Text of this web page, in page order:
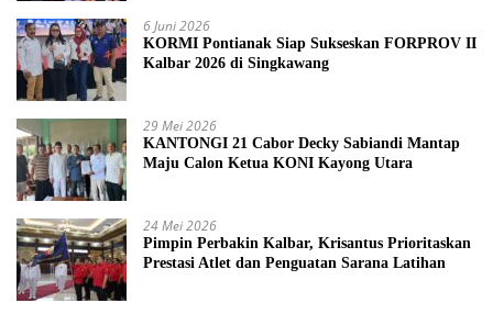
6 Juni 2026
KORMI Pontianak Siap Sukseskan FORPROV II
Kalbar 2026 di Singkawang
29 Mei 2026
KANTONGI 21 Cabor Decky Sabiandi Mantap
Maju Calon Ketua KONI Kayong Utara
24 Mei 2026
Pimpin Perbakin Kalbar, Krisantus Prioritaskan
Prestasi Atlet dan Penguatan Sarana Latihan